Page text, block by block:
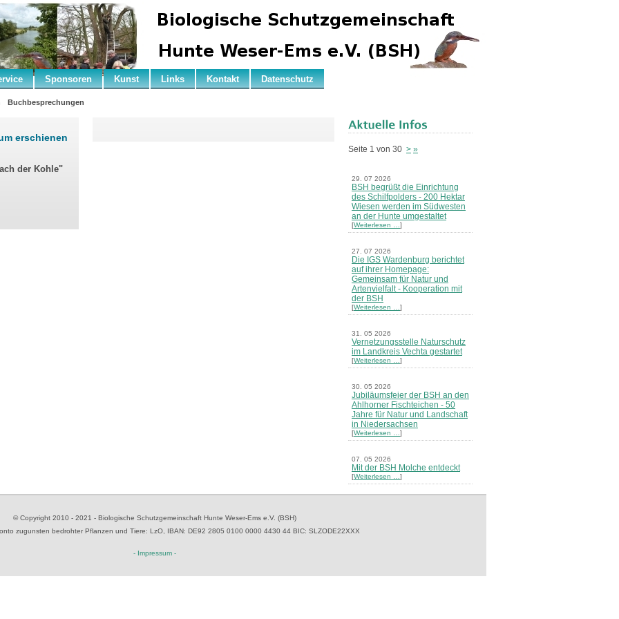
Sponsoren Kunst Links Kontakt Datenschutz
Buchbesprechungen
erschienen
der Kohle"
Seite 1 von 30 > »
29. 07 2026
BSH begrüßt die Einrichtung
des Schilfpolders - 200 Hektar
Wiesen werden im Südwesten
an der Hunte umgestaltet
[Weiterlesen … ]
27. 07 2026
Die IGS Wardenburg berichtet
auf ihrer Homepage:
Gemeinsam für Natur und
Artenvielfalt - Kooperation mit
der BSH
[Weiterlesen … ]
31. 05 2026
Vernetzungsstelle Naturschutz
im Landkreis Vechta gestartet
[Weiterlesen … ]
30. 05 2026
Jubiläumsfeier der BSH an den
Ahlhorner Fischteichen - 50
Jahre für Natur und Landschaft
in Niedersachsen
[Weiterlesen … ]
07. 05 2026
Mit der BSH Molche entdeckt
[Weiterlesen … ]
[Weiterlesen …
© Copyright 2010 - 2021 - Biologische Schutzgemeinschaft Hunte Weser-Ems e.V. (BSH)
zugunsten bedrohter Pflanzen und Tiere: LzO, IBAN: DE92 2805 0100 0000 4430 44 BIC: SLZODE22XXX
- Impressum -